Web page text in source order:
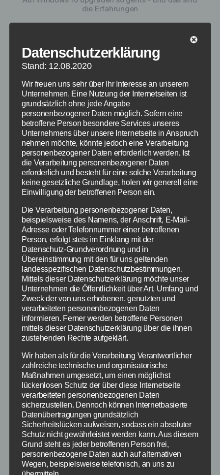
die Erfahrungen
Nutzer von Windows 7 und 8 ist das Upgrade
kostenlos. Doch welche Erfahrungen haben
Nutzer mit dem Upgrade bisher gemacht? Ist
das ganze sicher? Nicht das am Ende das
Betriebssystem überhaupt nicht mehr
funktioniert. Daher wollen wir hier auf ein
paar Dinge eingehen bevor du das Upgrade von
[…]
Schlagwörter
Windows 10
Kategorien
DIGITALE WELT WINDOWS
Windows 10 Upgrade:
Infos, die Microsoft
versteckt – Lizenzkey,
offene Fragen, gelöschte
Programme
Datenschutzerklärung
Stand: 12.08.2020
Wir freuen uns sehr über Ihr Interesse an unserem
Unternehmen. Eine Nutzung der Internetseiten ist
grundsätzlich ohne jede Angabe
personenbezogener Daten möglich. Sofern eine
betroffene Person besondere Services unseres
Unternehmens über unsere Internetseite in Anspruch
nehmen möchte, könnte jedoch eine Verarbeitung
personenbezogener Daten erforderlich werden. Ist
die Verarbeitung personenbezogener Daten
erforderlich und besteht für eine solche Verarbeitung
keine gesetzliche Grundlage, holen wir generell eine
Einwilligung der betroffenen Person ein.
Die Verarbeitung personenbezogener Daten,
beispielsweise des Namens, der Anschrift, E-Mail-
Adresse oder Telefonnummer einer betroffenen
Person, erfolgt stets im Einklang mit der
Datenschutz-Grundverordnung und in
Übereinstimmung mit den für uns geltenden
landesspezifischen Datenschutzbestimmungen.
Mittels dieser Datenschutzerklärung möchte unser
Unternehmen die Öffentlichkeit über Art, Umfang und
Zweck der von uns erhobenen, genutzten und
verarbeiteten personenbezogenen Daten
informieren. Ferner werden betroffene Personen
mittels dieser Datenschutzerklärung über die ihnen
zustehenden Rechte aufgeklärt.
Wir haben als für die Verarbeitung Verantwortlicher
zahlreiche technische und organisatorische
Maßnahmen umgesetzt, um einen möglichst
lückenlosen Schutz der über diese Internetseite
verarbeiteten personenbezogenen Daten
sicherzustellen. Dennoch können Internetbasierte
Datenübertragungen grundsätzlich
Sicherheitslücken aufweisen, sodass ein absoluter
Schutz nicht gewährleistet werden kann. Aus diesem
Grund steht es jeder betroffenen Person frei,
personenbezogene Daten auch auf alternativen
Wegen, beispielsweise telefonisch, an uns zu